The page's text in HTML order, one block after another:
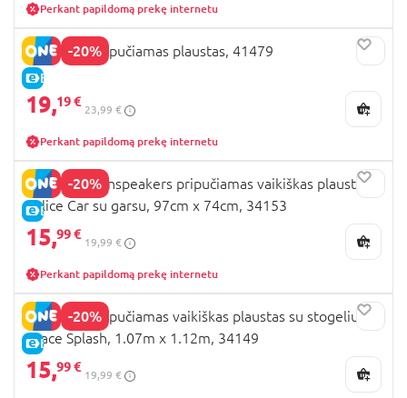
Perkant papildomą prekę internetu
-20%
E-KAINA
BESTWAY pripučiamas plaustas, 41479
19,19 €
23,99 €
Perkant papildomą prekę internetu
-20%
E-KAINA
BESTWAY Funspeakers pripučiamas vaikiškas plaustas
Police Car su garsu, 97cm x 74cm, 34153
15,99 €
19,99 €
Perkant papildomą prekę internetu
-20%
E-KAINA
BESTWAY pripučiamas vaikiškas plaustas su stogeliu
Space Splash, 1.07m x 1.12m, 34149
15,99 €
19,99 €